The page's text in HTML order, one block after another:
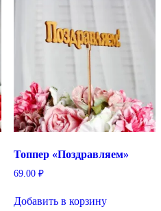
Топпер «Поздравляем»
69.00 ₽
Добавить в корзину